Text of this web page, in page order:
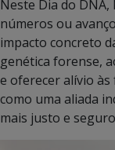
Neste Dia do
números ou
impacto concreto
genética forense,
e oferecer alívio às
como uma aliada
mais justo e